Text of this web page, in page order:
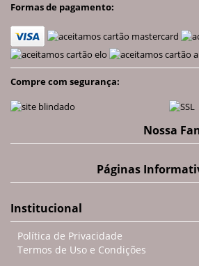
Formas de pagamento:
Compre com segurança:
Nossa
Páginas
Institucional
Política de Privacidade
Termos de Uso e Condições